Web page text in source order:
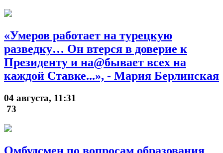
«Умеров работает на турецкую
разведку… Он втерся в доверие к
Президенту и на@бывает всех на
каждой Ставке...», - Мария Берлинская
04 августа, 11:31
73